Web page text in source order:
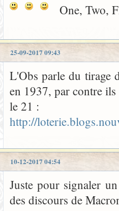
One, Two,
25-09-2017 09:43
L'Obs parle du tirage
en 1937, par contre
le 21 :
http://
10-12-2017 04:54
Juste pour signaler
des discours de